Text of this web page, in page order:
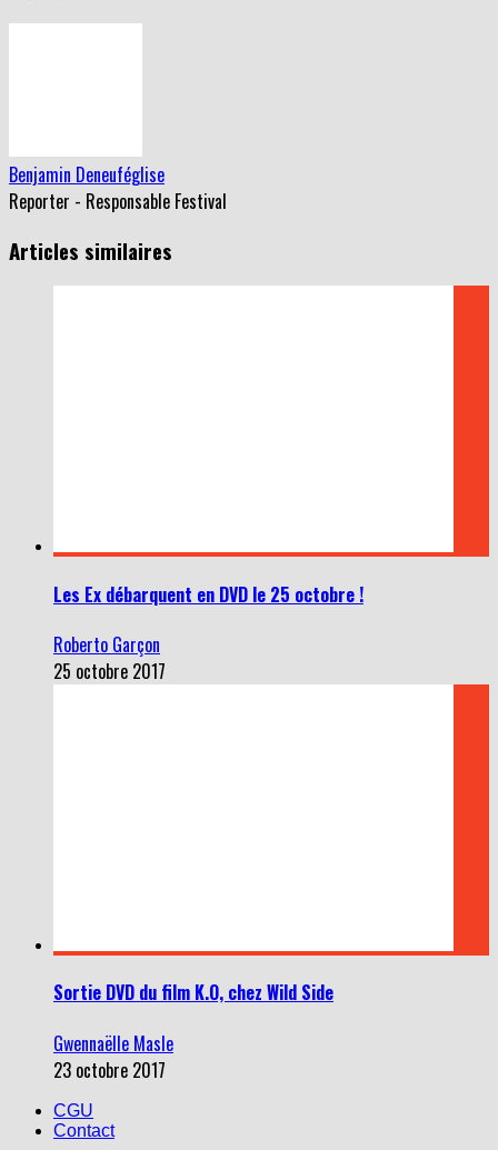
Benjamin Deneuféglise
Reporter - Responsable Festival
Articles similaires
Les Ex débarquent en DVD le 25 octobre !
Roberto Garçon
25 octobre 2017
Sortie DVD du film K.O, chez Wild Side
Gwennaëlle Masle
23 octobre 2017
CGU
Contact